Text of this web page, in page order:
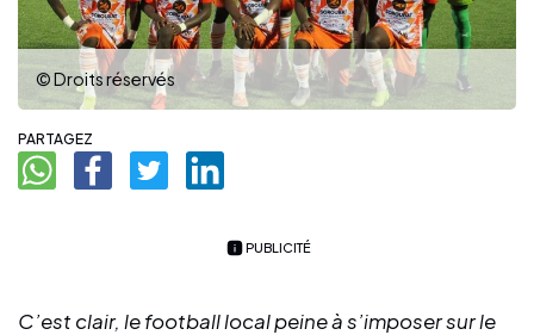
© Droits réservés
PARTAGEZ
PUBLICITÉ
C’est clair, le football local peine à s’imposer sur le